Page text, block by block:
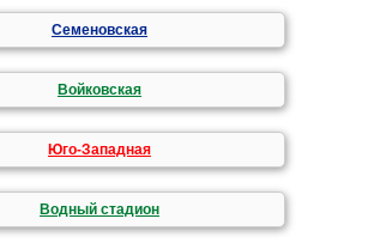
Семеновская
Войковская
Юго-Западная
Водный стадион